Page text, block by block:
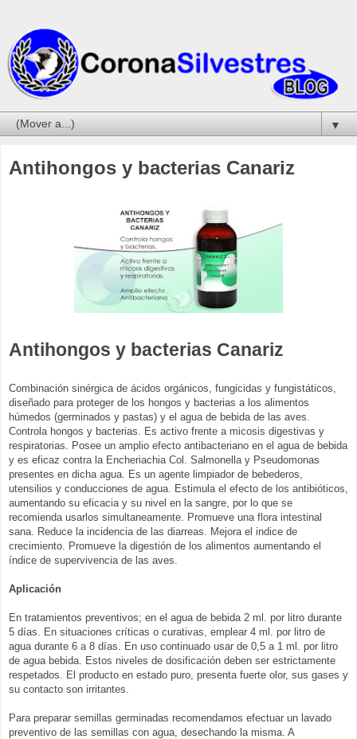
▼
Antihongos y bacterias Canariz
Antihongos y bacterias Canariz
Combinación sinérgica de ácidos orgánicos, fungicidas y fungistáticos,
diseñado para proteger de los hongos y bacterias a los alimentos
húmedos (germinados y pastas) y el agua de bebida de las aves.
Controla hongos y bacterias. Es activo frente a micosis digestivas y
respiratorias. Posee un amplio efecto antibacteriano en el agua de bebida
y es eficaz contra la Encheriachia Col. Salmonella y Pseudomonas
presentes en dicha agua. Es un agente limpiador de bebederos,
utensilios y conducciones de agua. Estimula el efecto de los antibióticos,
aumentando su eficacia y su nivel en la sangre, por lo que se
recomienda usarlos simultaneamente. Promueve una flora intestinal
sana. Reduce la incidencia de las diarreas. Mejora el indice de
crecimiento. Promueve la digestión de los alimentos aumentando el
índice de supervivencia de las aves.
Aplicación
En tratamientos preventivos; en el agua de bebida 2 ml. por litro durante
5 días. En situaciones críticas o curativas, emplear 4 ml. por litro de
agua durante 6 a 8 días. En uso continuado usar de 0,5 a 1 ml. por litro
de agua bebida. Estos niveles de dosificación deben ser estrictamente
respetados. El producto en estado puro, presenta fuerte olor, sus gases y
su contacto son irritantes.
Para preparar semillas germinadas recomendamos efectuar un lavado
preventivo de las semillas con agua, desechando la misma. A